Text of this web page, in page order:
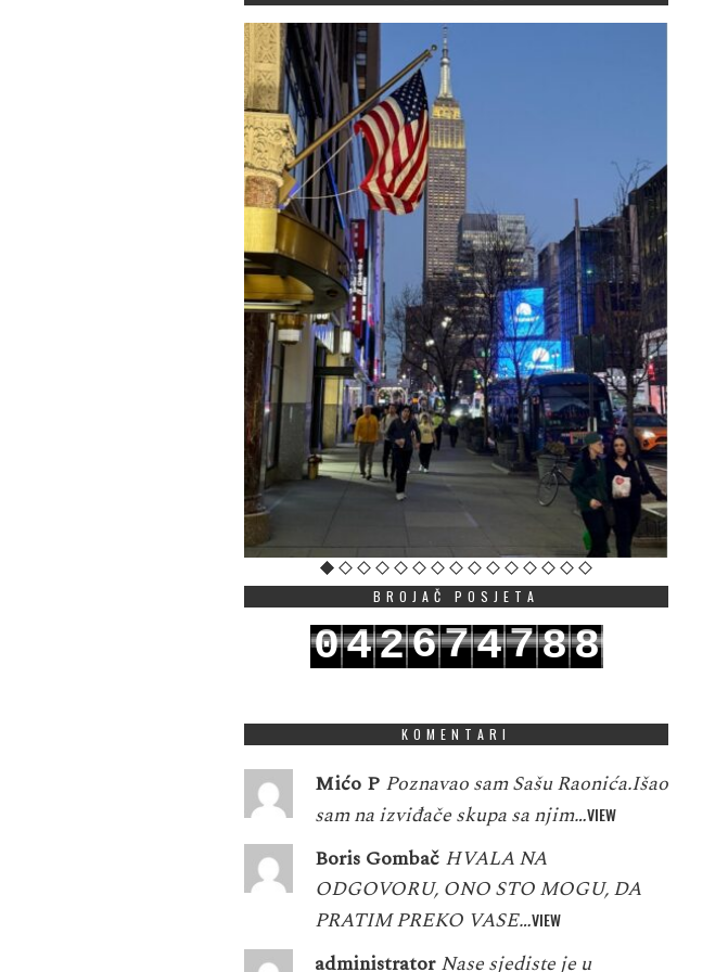
BROJAČ POSJETA
042674788
KOMENTARI
Mićo P Poznavao sam Sašu Raonića.Išao
sam na izviđače skupa sa njim…VIEW
Boris Gombač HVALA NA
ODGOVORU, ONO STO MOGU, DA
PRATIM PREKO VASE…VIEW
administrator Nase sjediste je u